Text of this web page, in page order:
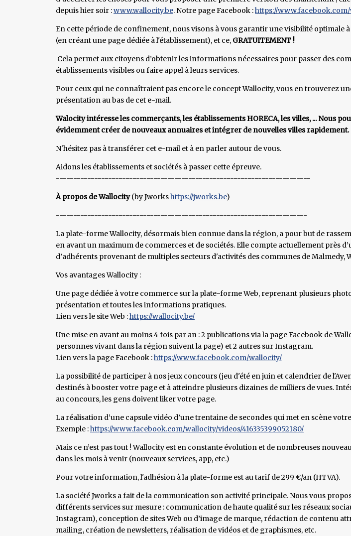
depuis hier soir :www.wallocity.be. Notre page Facebook :https://
En cette période de confinement, nous visons à vous garantir une visibilité optimale
(en créant une page dédiée à l'établissement), et ce, GRATUITEMENT !
Cela permet aux citoyens d’obtenir les informations nécessaires pour passer des
établissements visibles ou faire appel à leurs services.
Pour ceux qui ne connaîtraient pas encore le concept Wallocity, vous en trouverez
présentation au bas de cet e-mail.
Walocity intéresse les commerçants, les établissements HORECA, les villes, ... Nous
évidemment créer de nouveaux annuaires et intégrer de nouvelles villes rapidement.
N'hésitez pas à transférer cet e-mail et à en parler autour de vous.
Aidons les établissements et sociétés à passer cette épreuve.
-------------------------------------------------------------------------
À propos de Wallocity(by Jworkshttps://jworks.be)
------------------------------------------------------------------------
La plate-forme Wallocity, désormais bien connue dans la région, a pour but de
en avant un maximum de commerces et de sociétés. Elle compte actuellement près
d’adhérents provenant de multiples secteurs d'activités des communes de Malmedy,
Vos avantages Wallocity :
Une page dédiée à votre commerce sur la plate-forme Web, reprenant plusieurs
présentation et toutes les informations pratiques.
Lien vers le site Web :https://wallocity.be/
Une mise en avant au moins 4 fois par an : 2 publications via la page Facebook de
personnes vivant dans la région suivent la page) et 2 autres sur Instagram.
Lien vers la page Facebook :https://www.facebook.com/wallocity/
La possibilité de participer à nos jeux concours (jeu d'été en juin et calendrier de
destinés à booster votre page et à atteindre plusieurs dizaines de milliers de vues.
au concours, les gens doivent liker votre page.
La réalisation d’une capsule vidéo d’une trentaine de secondes qui met en scène
Exemple :https://www.facebook.com/wallocity/videos/416335399052180/
Mais ce n’est pas tout ! Wallocity est en constante évolution et de nombreuses
dans les mois à venir (nouveaux services, app, etc.)
Pour votre information, l'adhésion à la plate-forme est au tarif de 299 €/an (HTVA).
La société Jworks a fait de la communication son activité principale. Nous vous
différents services sur mesure : communication de haute qualité sur les réseaux
Instagram), conception de sites Web ou d’image de marque, rédaction de contenu
mailing, création de newsletters, réalisation de vidéos et de graphismes, etc.